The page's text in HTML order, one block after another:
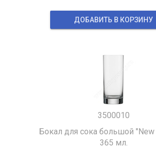
ДОБАВИТЬ В КОРЗИНУ
3500010
Бокал для сока большой "New
365 мл.